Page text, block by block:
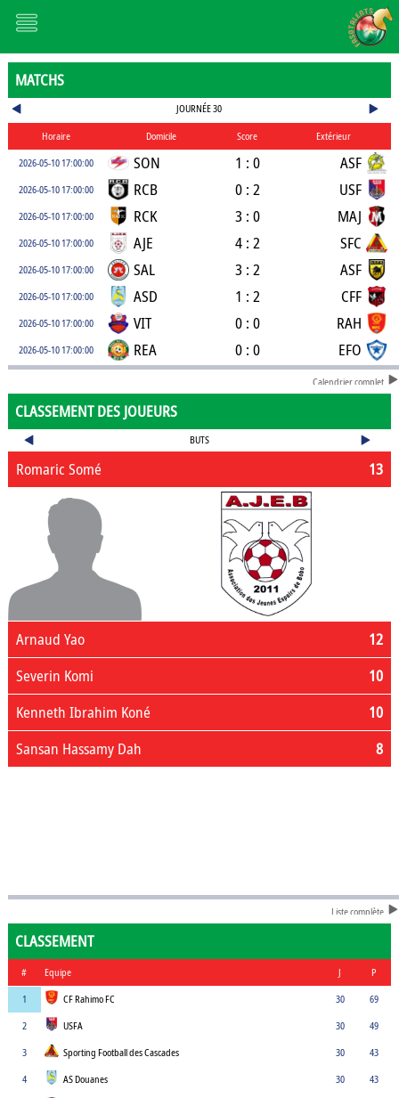
MATCHS
JOURNÉE 30
Horaire Domicile Score
Extérieur
2026-05-10 17:00:00
SON 1 : 0 ASF
2026-05-10 17:00:00 RCB 0 : 2 USF
2026-05-10 17:00:00 RCK 3 : 0 MAJ
2026-05-10 17:00:00 AJE 4 : 2 SFC
2026-05-10 17:00:00 SAL 3 : 2 ASF
2026-05-10 17:00:00 ASD 1 : 2 CFF
2026-05-10 17:00:00 VIT 0 : 0 RAH
2026-05-10 17:00:00 REA 0 : 0 EFO
Calendrier complet
CLASSEMENT DES JOUEURS
BUTS
13
Romaric Somé
12
Arnaud Yao
10
Severin Komi
10
Kenneth Ibrahim Koné
8
Sansan Hassamy Dah
Liste complète
CLASSEMENT
# Equipe J
P
1
CF Rahimo FC 30
69
2
USFA 30
49
3
Sporting Football des Cascades 30
43
4
AS Douanes 30
43